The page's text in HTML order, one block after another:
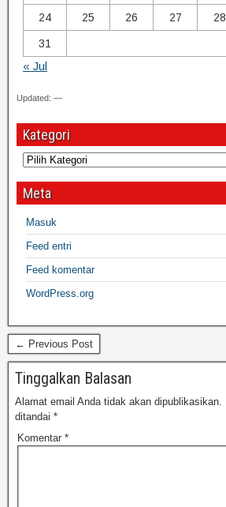
24 25 26 27 28
31
« Jul
Updated: —
Kategori
Meta
Masuk
Feed entri
Feed komentar
WordPress.org
← Previous Post
Tinggalkan Balasan
Alamat email Anda tidak akan dipublikasikan.
ditandai *
Komentar *